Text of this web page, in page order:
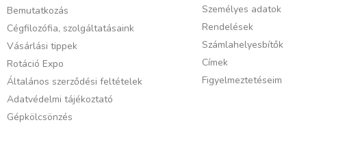
Bemutatkozás
Cégfilozófia, szolgáltatásaink
Vásárlási tippek
Rotáció Expo
Általános szerződési feltételek
Adatvédelmi tájékoztató
Gépkölcsönzés
Személyes adatok
Rendelések
Számlahelyesbítők
Címek
Figyelmeztetéseim